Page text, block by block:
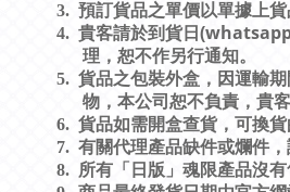
3. 預訂貨品之單價以單據上
4. 貴客請於到貨日
理，恕不作另行通知。
5. 貨品之包裝外盒，因運輸
物，本公司恕不負責，貴
6. 貨品如需開盒查貨，可換
7. 有關代理產品缺件或爛件
8. 所有「日版」魂限產品沒